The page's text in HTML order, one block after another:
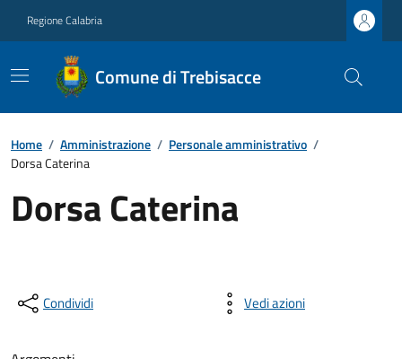
Regione Calabria
Comune di Trebisacce
Home / Amministrazione / Personale amministrativo /
Dorsa Caterina
Dorsa Caterina
Condividi Vedi azioni